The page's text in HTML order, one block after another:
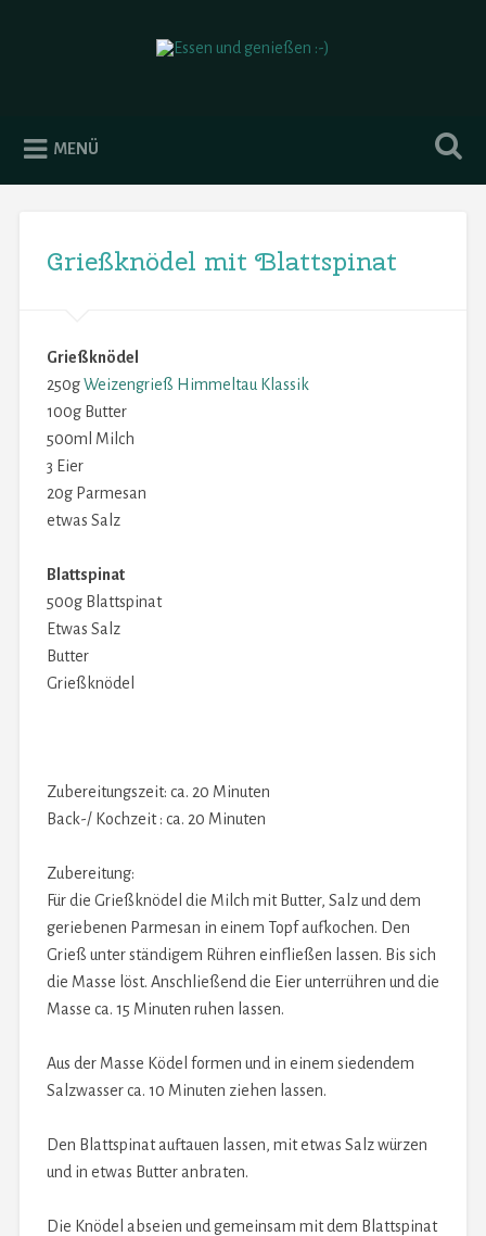
MENÜ
Grießknödel mit Blattspinat
Grießknödel
250gWeizengrieß Himmeltau Klassik
100g Butter
500ml Milch
3 Eier
20g Parmesan
etwas Salz
Blattspinat
500g Blattspinat
Etwas Salz
Butter
Grießknödel
Zubereitungszeit: ca. 20 Minuten
Back-/ Kochzeit : ca. 20 Minuten
Zubereitung:
Für die Grießknödel die Milch mit Butter, Salz und dem
geriebenen Parmesan in einem Topf aufkochen. Den
Grieß unter ständigem Rühren einfließen lassen. Bis sich
die Masse löst. Anschließend die Eier unterrühren und die
Masse ca. 15 Minuten ruhen lassen.
Aus der Masse Ködel formen und in einem siedendem
Salzwasser ca. 10 Minuten ziehen lassen.
Den Blattspinat auftauen lassen, mit etwas Salz würzen
und in etwas Butter anbraten.
Die Knödel abseien und gemeinsam mit dem Blattspinat